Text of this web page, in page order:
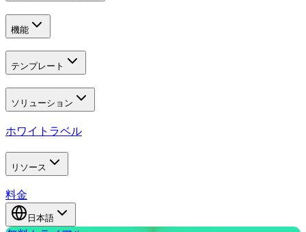
機能
テンプレート
ソリューション
ホワイトラベル
リソース
料金
日本語